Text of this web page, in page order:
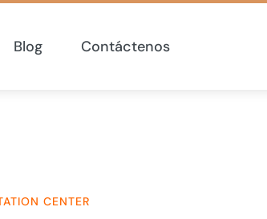
Blog Contáctenos
CENTER